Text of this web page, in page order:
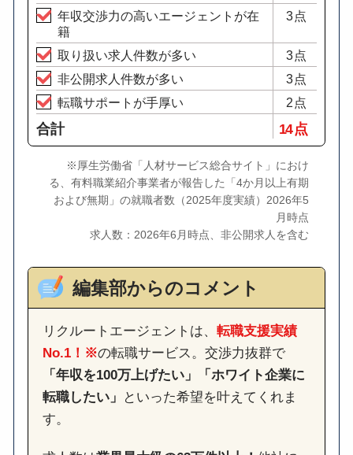
年収交渉力の高いエージェントが在
籍
3点
取り扱い求人件数が多い
3点
非公開求人件数が多い
3点
転職サポートが手厚い
2点
合計 14 点
※厚生労働省「人材サービス総合サイト」におけ
る、有料職業紹介事業者が報告した「4か月以上有期
および無期」の就職者数（2025年度実績）2026年5
月時点
求人数：2026年6月時点、非公開求人を含む
編集部からのコメント
リクルートエージェントは、 転職支援実績
No.1！※の転職サービス。交渉力抜群で
「年収を100万上げたい」「ホワイト企業に
転職したい」 といった希望を叶えてくれま
す。